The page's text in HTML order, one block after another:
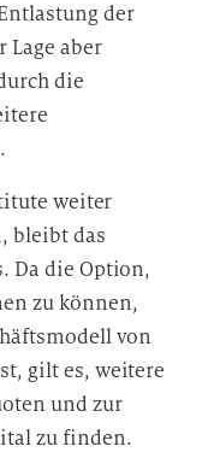
der
aber
die
weiter
bleibt das
Da die Option,
zu können,
von
gilt es, weitere
und zur
zu finden.